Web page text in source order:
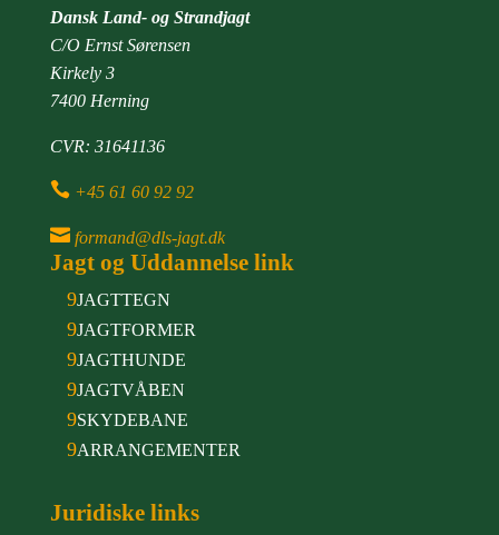
Dansk Land- og Strandjagt
C/O Ernst Sørensen
Kirkely 3
7400 Herning
CVR: 31641136
 +45 61 60 92 92
 formand@dls-jagt.dk
Jagt og Uddannelse link
9JAGTTEGN
9JAGTFORMER
9JAGTHUNDE
9JAGTVÅBEN
9SKYDEBANE
9ARRANGEMENTER
Juridiske links